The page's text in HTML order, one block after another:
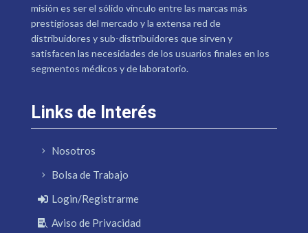
misión es ser el sólido vínculo entre las marcas más
prestigiosas del mercado y la extensa red de
distribuidores y sub-distribuidores que sirven y
satisfacen las necesidades de los usuarios finales en los
segmentos médicos y de laboratorio.
Links de Interés
Nosotros
Bolsa de Trabajo
Login/Registrarme
Aviso de Privacidad